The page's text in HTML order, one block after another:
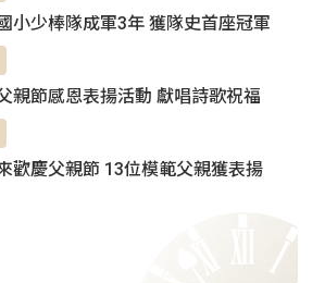
小少棒隊成軍3年 獲隊史首座冠軍
親節感恩表揚活動 獻唱詩歌祝福
歡慶父親節 13位模範父親獲表揚